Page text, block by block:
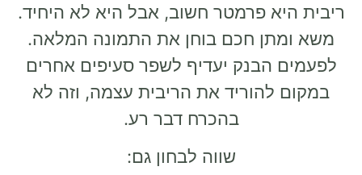
ריבית היא פרמטר חשוב, אבל היא לא היחיד.
משא ומתן חכם בוחן את התמונה המלאה.
לפעמים הבנק יעדיף לשפר סעיפים אחרים
במקום להוריד את הריבית עצמה, וזה לא
בהכרח דבר רע.
שווה לבחון גם: